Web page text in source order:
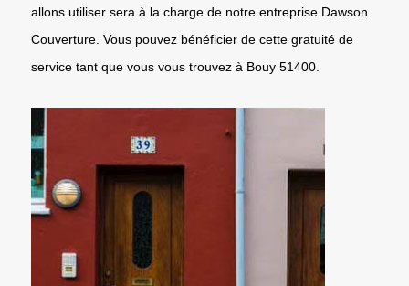
allons utiliser sera à la charge de notre entreprise Dawson
Couverture. Vous pouvez bénéficier de cette gratuité de
service tant que vous vous trouvez à Bouy 51400.